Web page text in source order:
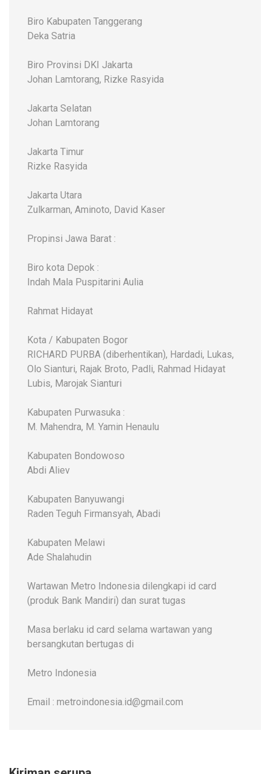
Biro Kabupaten Tanggerang
Deka Satria
Biro Provinsi DKI Jakarta
Johan Lamtorang, Rizke Rasyida
Jakarta Selatan
Johan Lamtorang
Jakarta Timur
Rizke Rasyida
Jakarta Utara
Zulkarman, Aminoto, David Kaser
Propinsi Jawa Barat :
Biro kota Depok :
Indah Mala Puspitarini Aulia
Rahmat Hidayat
Kota / Kabupaten Bogor
RICHARD PURBA (diberhentikan), Hardadi, Lukas,
Olo Sianturi, Rajak Broto, Padli, Rahmad Hidayat
Lubis, Marojak Sianturi
Kabupaten Purwasuka :
M. Mahendra, M. Yamin Henaulu
Kabupaten Bondowoso
Abdi Aliev
Kabupaten Banyuwangi
Raden Teguh Firmansyah, Abadi
Kabupaten Melawi
Ade Shalahudin
Wartawan Metro Indonesia dilengkapi id card
(produk Bank Mandiri) dan surat tugas
Masa berlaku id card selama wartawan yang
bersangkutan bertugas di
Metro Indonesia
Email : metroindonesia.id@gmail.com